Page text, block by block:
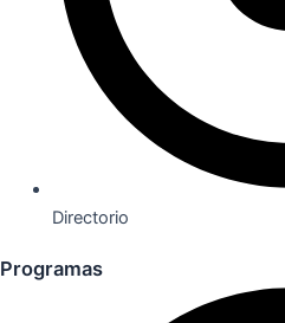
Directorio
Programas